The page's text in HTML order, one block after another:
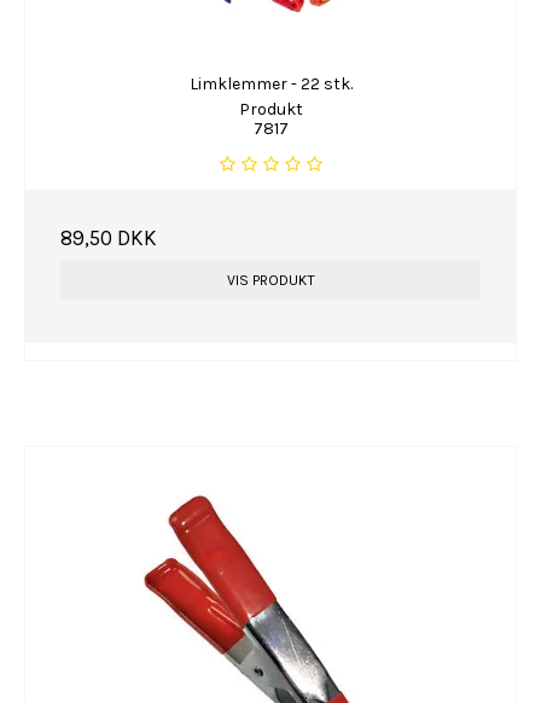
Limklemmer - 22 stk.
Produkt
7817
89,50 DKK
VIS PRODUKT